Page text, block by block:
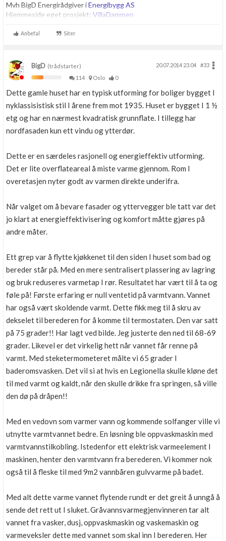
Mvh BigD Energirådgiver iEnergibygg AS
Hjemmeside eget prosjekt: VillaDammen
Anbefal Siter
BigD (trådstarter) 20.07.2014 23.04
#33
114
Oslo 0
Dette gamle huset har en typisk utforming for boliger bygget I
nyklassisistisk stil I årene frem mot 1935. Huset er bygget I 1 ½
etg og har en nærmest kvadratisk grunnflate. I tillegg har
nordfasaden kun ett vindu og ytterdør.
Dette er en særdeles rasjonell og energieffektiv utforming.
Det er lite overflateareal å miste varme gjennom. Rom I
overetasjen nyter godt av varmen direkte underifra.
Når valget om å bevare fasader og yttervegger ble tatt var det
jo klart at energieffektivisering og komfort måtte gjøres på
andre måter.
Ett grep var å flytte kjøkkenet til den siden I huset som bad og
bereder står på. Med en mere sentralisert plassering av lagring
og bruk reduseres varmetap I rør. Resultatet har vært til å ta og
føle på! Første erfaring er null ventetid på varmtvann. Vannet
har også vært skoldende varmt. Dette fikk meg til å skru av
dekselet til berederen for å komme til termostaten. Den var satt
på 75 grader!! Har lagt ved bilde. Jeg justerte den ned til 68-69
grader. Likevel er det virkelig hett når vannet får renne på
varmt. Med steketermometeret målte vi 65 grader I
baderomsvasken. Det vil si at hvis en Legionella skulle kløne det
til med varmt og kaldt, når den skulle drikke fra springen, så ville
den dø på dråpen!!
Med en vedovn som varmer vann og kommende solfanger ville vi
utnytte varmtvannet bedre. En løsning ble oppvaskmaskin med
varmtvannstilkobling. Istedenfor ett elektrisk varmeelement I
maskinen, henter den varmtvann fra berederen. Vi kommer nok
også til å fleske til med 9m2 vannbåren gulvvarme på badet.
Med alt dette varme vannet flytende rundt er det greit å unngå å
sende det rett ut I sluket. Gråvannsvarmegjenvinneren tar alt
vannet fra vasker, dusj, oppvaskmaskin og vaskemaskin og
varmeveksler dette med vannet som skal inn I berederen. Her